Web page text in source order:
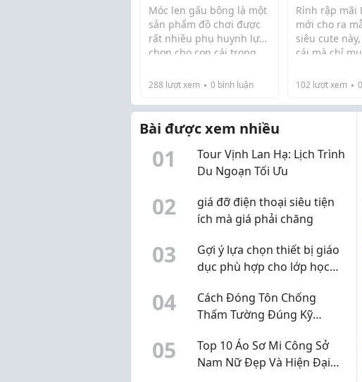
thuậ...
Đặc biệt, các
Móc len gấu bông là một
sản phẩm đồ chơi được
rất nhiều phụ huynh lựa
chọn cho con cái trong
thiết kế đáng yêu và màu
gấu bông không chỉ là
một món đồ chơ...
288 lượt xem 0 bình luận
Rình rập mãi
mới cho ra
siêu cute
cái mà chỉ
nằng nặc
chịu được
102 lượt xem 0
Bài được xem nhiều
01
Tour Vịnh Lan Hạ: Lịch Trình
Du Ngoạn Tối Ưu
02
giá đỡ điện thoại siêu tiện
ích mà giá phải chăng
03
Gợi ý lựa chọn thiết bị giáo
dục phù hợp cho lớp học
04
Cách Đóng Tôn Chống
Thấm Tường Đúng Kỹ
05
Top 10 Áo Sơ Mi Công Sở
Nam Nữ Đẹp Và Hiện Đại